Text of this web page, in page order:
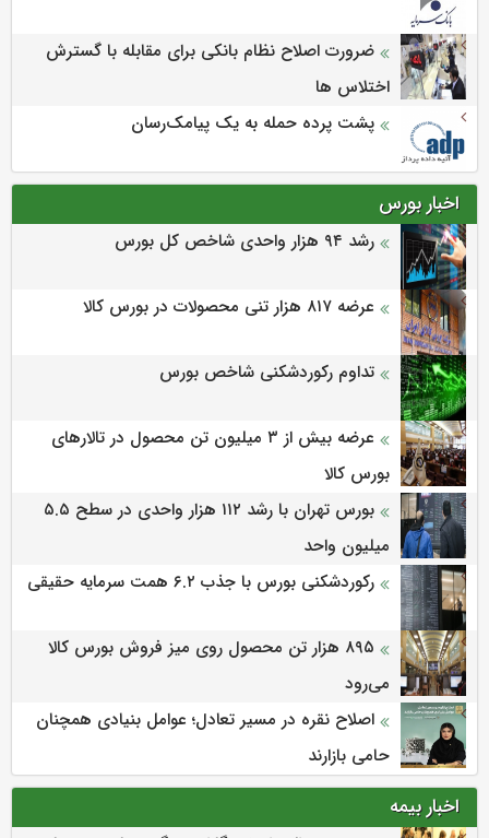
ضرورت اصلاح نظام بانکی برای مقابله با گسترش
اختلاس ها
پشت پرده حمله به یک پیامک‌رسان
اخبار بورس
رشد ۹۴ هزار واحدی شاخص کل بورس
عرضه‌ ۸۱۷ هزار تنی محصولات در بورس کالا
تداوم رکوردشکنی شاخص بورس
عرضه بیش از ۳ میلیون تن محصول در تالارهای
بورس کالا
بورس تهران با رشد ۱۱۲ هزار واحدی در سطح ۵.۵
میلیون واحد
رکوردشکنی بورس با جذب ۶.۲ همت سرمایه حقیقی
۸۹۵ هزار تن محصول روی میز فروش بورس کالا
می‌‌رود
اصلاح نقره در مسیر تعادل؛ عوامل بنیادی همچنان
حامی بازارند
اخبار بیمه